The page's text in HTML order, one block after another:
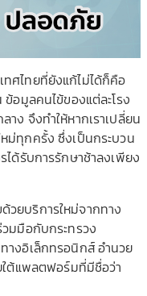
ศไทยที่ยังแก้ไม่ได้ก็คือ
อมูลคนไข้ของแต่ละโรง
ง จึงทำให้หากเราเปลี่ยน
ม่ทุกครั้ง ซึ่งเป็นกระบวน
ได้รับการรักษาช้าลงเพียง
วยบริการใหม่จากทาง
มมือกับกระทรวง
างอิเล็กทรอนิกส์ อำนวย
ใต้แพลตฟอร์มที่มีชื่อว่า